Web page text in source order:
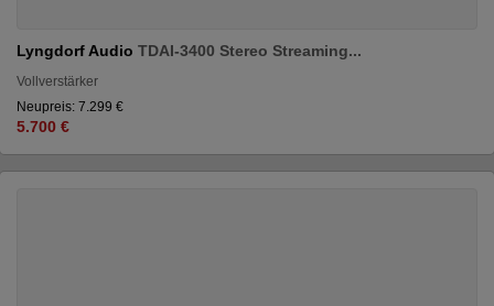
Lyngdorf Audio TDAI-3400 Stereo Streaming...
Vollverstärker
Neupreis: 7.299 €
5.700 €